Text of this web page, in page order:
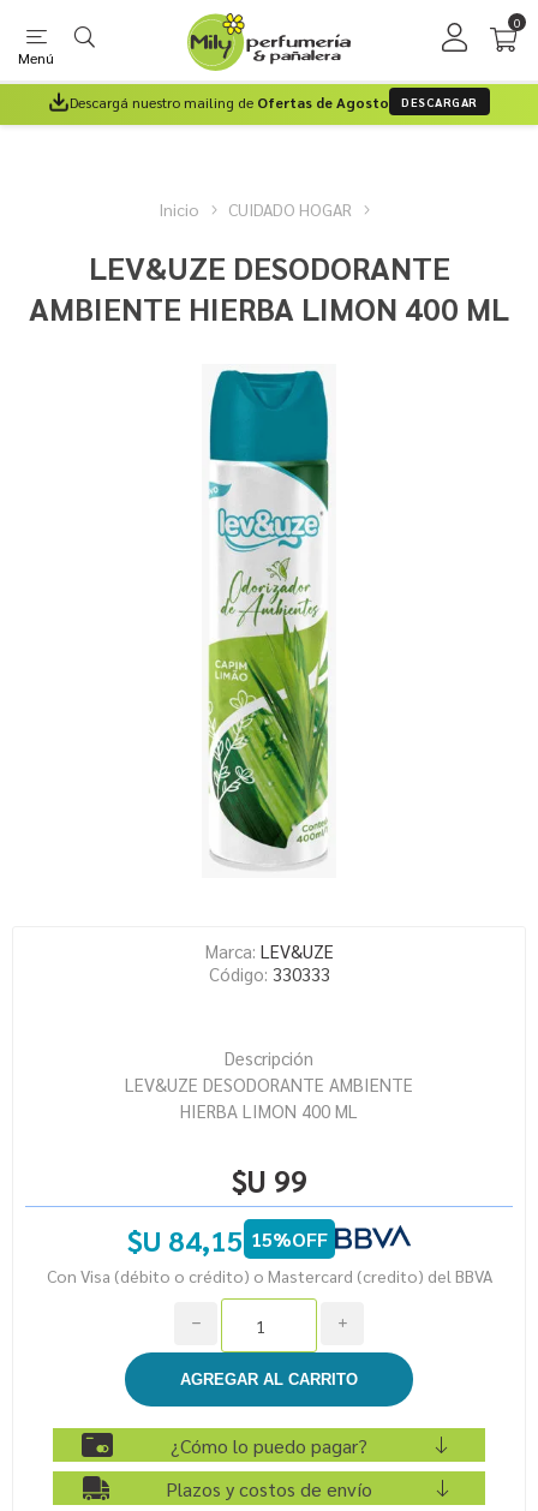
Menú
0
Descargá nuestro mailing de Ofertas de Agosto DESCARGAR
Inicio CUIDADO HOGAR
LEV&UZE DESODORANTE
AMBIENTE HIERBA LIMON 400 ML
Marca: LEV&UZE
Código: 330333
Descripción
LEV&UZE DESODORANTE AMBIENTE
HIERBA LIMON 400 ML
$U 99
$U 84,15 15%OFF
Con Visa (débito o crédito) o Mastercard (credito) del BBVA
i
h
¿Cómo lo puedo pagar?
Plazos y costos de envío